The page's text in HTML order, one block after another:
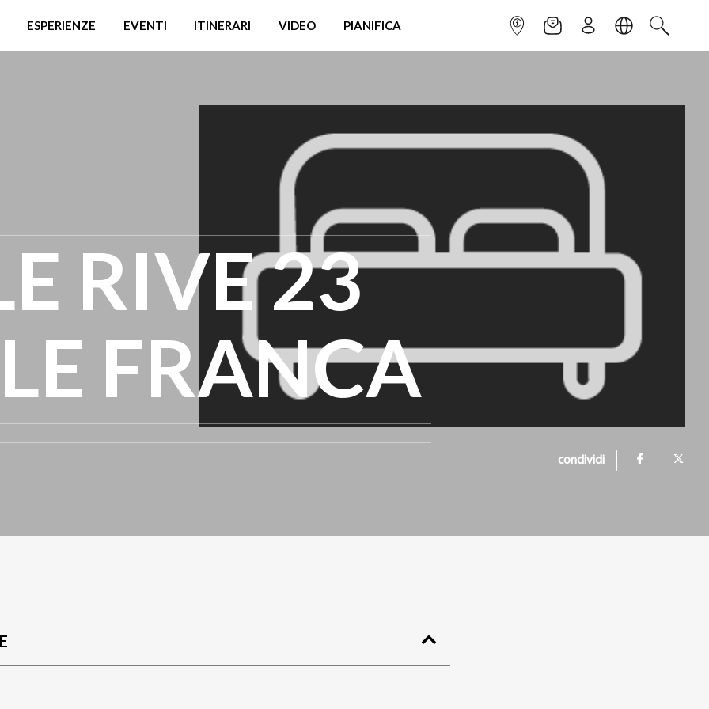
ESPERIENZE EVENTI ITINERARI VIDEO PIANIFICA INFOPOINTNEWSLETTER
ISCRIVITILINGUACERCA
RIVE 23
FRANCA
condividi